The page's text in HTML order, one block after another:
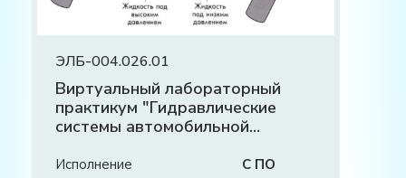
ЭЛБ-004.026.01
Виртуальный лабораторный
практикум "Гидравлические
системы автомобильной
Исполнение С ПО